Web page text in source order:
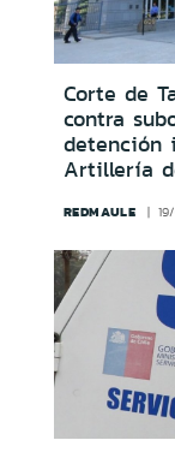
Corte de
contra
detención
Artillería
REDMAULE